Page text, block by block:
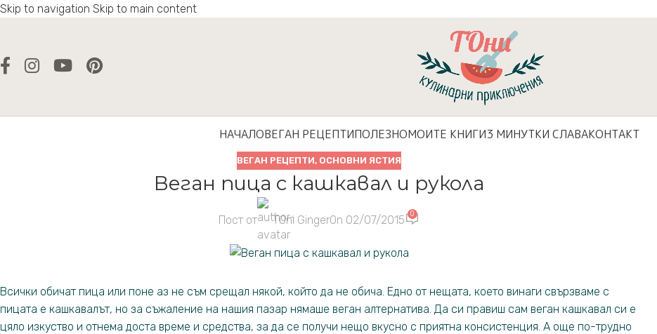
Skip to navigation Skip to main content
НАЧАЛОВЕГАН РЕЦЕПТИПОЛЕЗНОМОИТЕ КНИГИ3 МИНУТКИ СЛАВАКОНТАКТ
ВЕГАН РЕЦЕПТИ, ОСНОВНИ ЯСТИЯ
Веган пица с кашкавал и рукола
Пост от TOni GingerOn 02/07/2015 0
Всички обичат пица или поне аз не съм срещал някой, който да не обича. Едно от нещата, което винаги свързваме с
пицата е кашкавалът, но за съжаление на нашия пазар нямаше веган алтернатива. Да си правиш сам веган кашкавал си е
цяло изкуство и отнема доста време и средства, за да се получи нещо вкусно с приятна консистенция. А още по-трудно